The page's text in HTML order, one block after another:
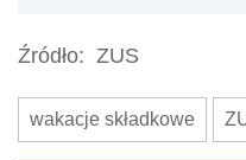
Źródło: ZUS
wakacje składkowe